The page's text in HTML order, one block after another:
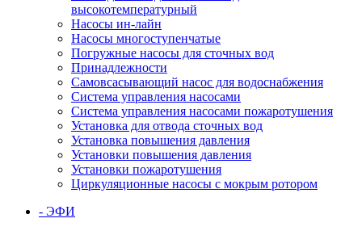
высокотемпературный
Насосы ин-лайн
Насосы многоступенчатые
Погружные насосы для сточных вод
Принадлежности
Самовсасывающий насос для водоснабжения
Система управления насосами
Система управления насосами пожаротушения
Установка для отвода сточных вод
Установка повышения давления
Установки повышения давления
Установки пожаротушения
Циркуляционные насосы с мокрым ротором
- ЭФИ